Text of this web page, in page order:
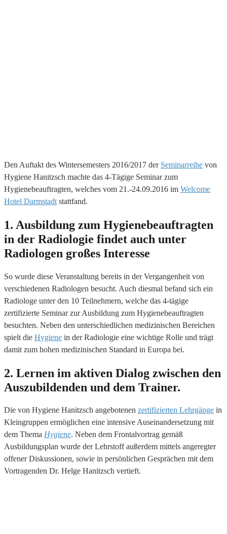
Den Auftakt des Wintersemesters 2016/2017 der Seminarreihe von
Hygiene Hanitzsch machte das 4-Tägige Seminar zum
Hygienebeauftragten, welches vom 21.-24.09.2016 im Welcome
Hotel Darmstadt stattfand.
1. Ausbildung zum Hygienebeauftragten
in der Radiologie findet auch unter
Radiologen großes Interesse
So wurde diese Veranstaltung bereits in der Vergangenheit von
verschiedenen Radiologen besucht. Auch diesmal befand sich ein
Radiologe unter den 10 Teilnehmern, welche das 4-tägige
zertifizierte Seminar zur Ausbildung zum Hygienebeauftragten
besuchten. Neben den unterschiedlichen medizinischen Bereichen
spielt die Hygiene in der Radiologie eine wichtige Rolle und trägt
damit zum hohen medizinischen Standard in Europa bei.
2. Lernen im aktiven Dialog zwischen den
Auszubildenden und dem Trainer.
Die von Hygiene Hanitzsch angebotenen zertifizierten Lehrgänge in
Kleingruppen ermöglichen eine intensive Auseinandersetzung mit
dem Thema Hygiene. Neben dem Frontalvortrag gemäß
Ausbildungsplan wurde der Lehrstoff außerdem mittels angeregter
offener Diskussionen, sowie in persönlichen Gesprächen mit dem
Vortragenden Dr. Helge Hanitzsch vertieft.